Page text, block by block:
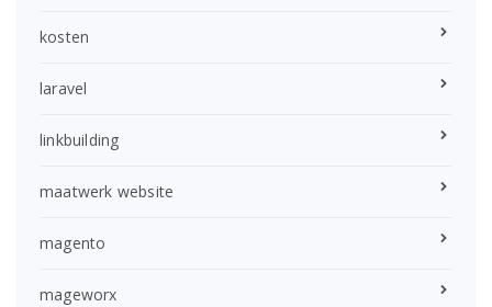
kosten
laravel
linkbuilding
maatwerk website
magento
mageworx